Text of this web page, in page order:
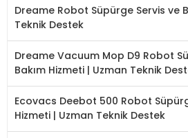
Dreame Robot Süpürge Servis ve
Teknik Destek
Dreame Vacuum Mop D9 Robot
Bakım Hizmeti | Uzman Teknik
Ecovacs Deebot 500 Robot
Hizmeti | Uzman Teknik Destek